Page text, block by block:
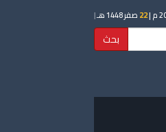
22 صفر 1448 هـ |
بحث